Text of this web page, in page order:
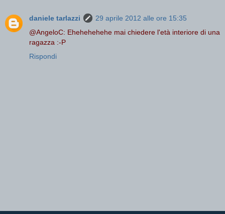
daniele tarlazzi
29 aprile 2012 alle ore 15:35
@AngeloC: Ehehehehehe mai chiedere l'età interiore di una
ragazza :-P
Rispondi